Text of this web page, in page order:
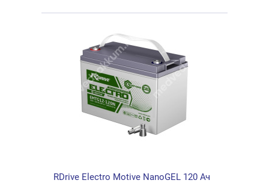
RDrive Electro Motive NanoGEL 120 Ач